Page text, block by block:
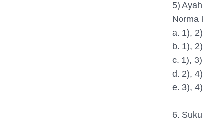
5)
Norma
a. 1),
b. 1),
c. 1),
d. 2),
e. 3),
6.